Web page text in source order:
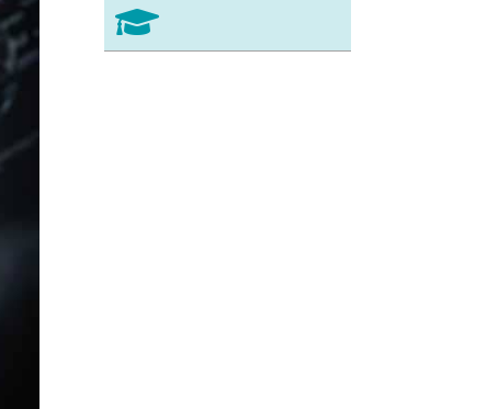
